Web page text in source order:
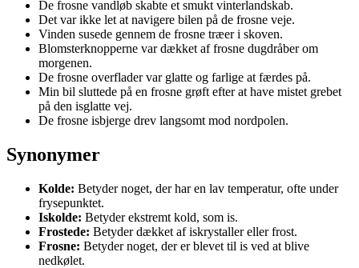
De frosne vandløb skabte et smukt vinterlandskab.
Det var ikke let at navigere bilen på de frosne veje.
Vinden susede gennem de frosne træer i skoven.
Blomsterknopperne var dækket af frosne dugdråber om
morgenen.
De frosne overflader var glatte og farlige at færdes på.
Min bil sluttede på en frosne grøft efter at have mistet grebet
på den isglatte vej.
De frosne isbjerge drev langsomt mod nordpolen.
Synonymer
Kolde: Betyder noget, der har en lav temperatur, ofte under
frysepunktet.
Iskolde: Betyder ekstremt kold, som is.
Frostede: Betyder dækket af iskrystaller eller frost.
Frosne: Betyder noget, der er blevet til is ved at blive
nedkølet.